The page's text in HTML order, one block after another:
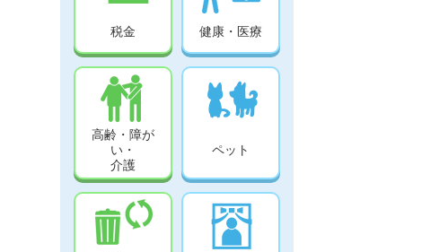
税金 健康・医療
高齢・障が
い・
介護
ペット